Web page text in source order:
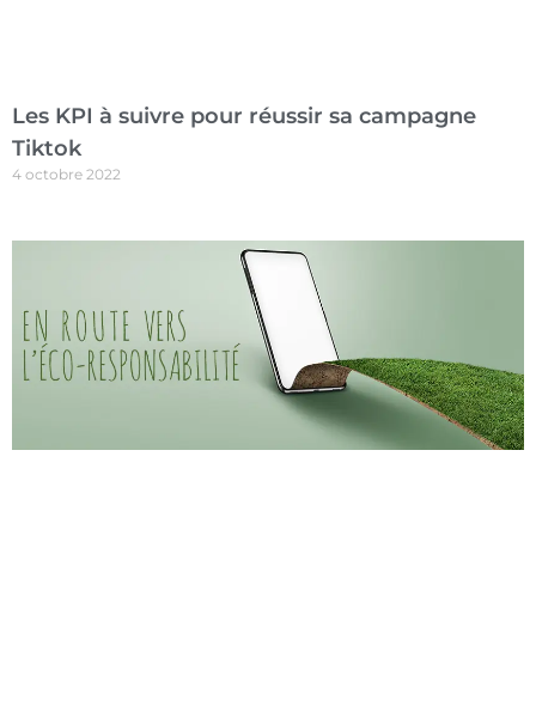
Les KPI à suivre pour réussir sa campagne
Tiktok
4 octobre 2022